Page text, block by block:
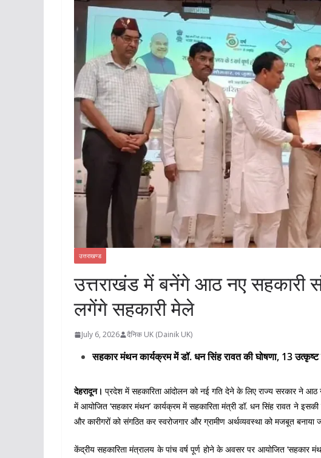
उत्तराखण्ड
उत्तराखंड में बनेंगे आठ नए सहकारी
लगेंगे सहकारी मेले
July 6, 2026 दैनिक UK (Dainik UK)
सहकार मंथन कार्यक्रम में डॉ. धन सिंह रावत की घोषणा, 13 उत्कृष्ट
देहरादून। प्रदेश में सहकारिता आंदोलन को नई गति देने के लिए राज्य सरकार ने
में आयोजित ‘सहकार मंथन’ कार्यक्रम में सहकारिता मंत्री डॉ. धन सिंह रावत ने
और कारीगरों को संगठित कर स्वरोजगार और ग्रामीण अर्थव्यवस्था को मजबूत बनाया
केंद्रीय सहकारिता मंत्रालय के पांच वर्ष पूर्ण होने के अवसर पर आयोजित ‘सहकार